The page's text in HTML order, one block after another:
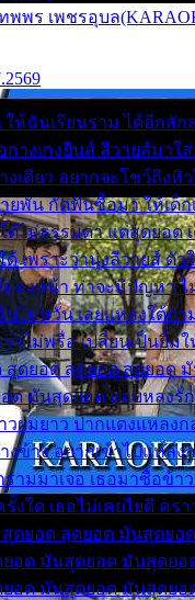
พพร เพชรอุบล
ให้ฉันเรียนราม ได้อีกสั
างเกงยีนส์ ลีวายส์มาใส่
งเดียว อยากจะโชว์ถึงหิ
ยพัน กัดฟันซื้อมา ให้เด็ก
ต้ไม่ธรรมดา แต่สุดยอด
เพราะว่านุ่งลีวายส์ ตัว
มองหน้า ท่าจะมีปัญหา ไ
นไม่หวั่น เลยแหลงใต้ถ
ไม่พรื่อ เปลี่ยนเป็นยิ้มใ
สุดยอด สุดยอด สุดยอด
ด มันสุดยอด แอบหลงรั
วผมยาว ปากแดงแหลงก
งข้าง อยากเข้าไปแหลง
รามมาเจอ เธอมาซื้อข้า
รั้งใด เธอไม่เคยไยดี คร
สุดยอด สุดยอด มันสุดยอ
อด มันสุดยอด มันสุดยอ
อด มันสุดยอด มันสุดยอ